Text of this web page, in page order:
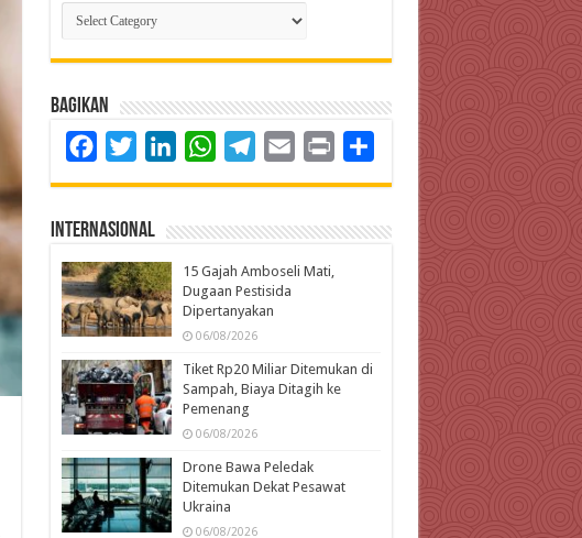
Kategori
Berita
Bagikan
FacebookTwitterLinkedInWhatsAppTelegram
Email Print
Internasional
15 Gajah Amboseli Mati,
Dugaan Pestisida
Dipertanyakan
06/08/2026
Tiket Rp20 Miliar Ditemukan di
Sampah, Biaya Ditagih ke
Pemenang
06/08/2026
Drone Bawa Peledak
Ditemukan Dekat Pesawat
Ukraina
06/08/2026